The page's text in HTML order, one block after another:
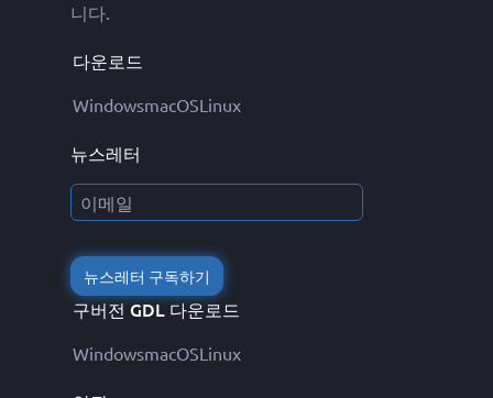
니다.
다운로드
WindowsmacOSLinux
뉴스레터
뉴스레터 구독하기
구버전 GDL 다운로드
WindowsmacOSLinux